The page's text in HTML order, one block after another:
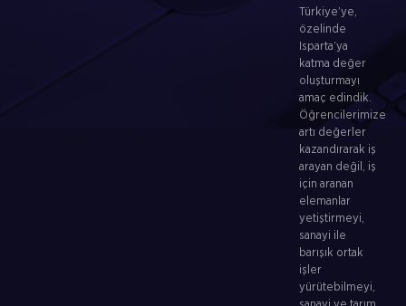
Türkiye’ye,
özelinde
Isparta’ya
katma değer
oluşturmayı
amaç edindik.
Öğrencilerimize
artı değerler
kazandırarak iş
arayan değil, iş
için aranan
elemanlar
yetiştirmeyi,
sanayi ile
barışık ortak
işler
yürütebilmeyi,